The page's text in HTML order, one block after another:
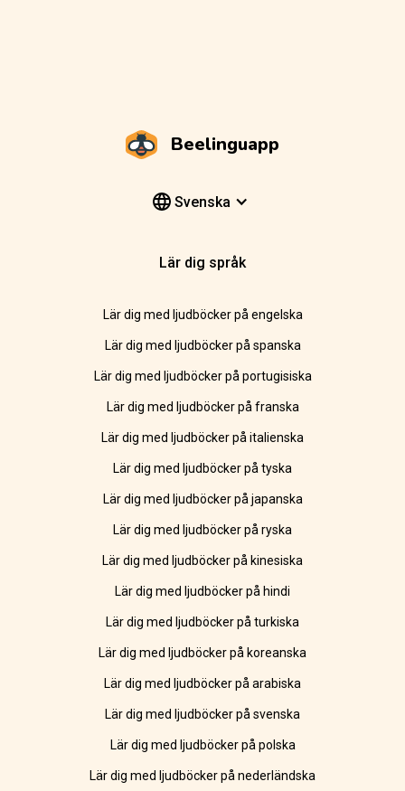
Beelinguapp
Svenska
Lär dig språk
Lär dig med ljudböcker på engelska
Lär dig med ljudböcker på spanska
Lär dig med ljudböcker på portugisiska
Lär dig med ljudböcker på franska
Lär dig med ljudböcker på italienska
Lär dig med ljudböcker på tyska
Lär dig med ljudböcker på japanska
Lär dig med ljudböcker på ryska
Lär dig med ljudböcker på kinesiska
Lär dig med ljudböcker på hindi
Lär dig med ljudböcker på turkiska
Lär dig med ljudböcker på koreanska
Lär dig med ljudböcker på arabiska
Lär dig med ljudböcker på svenska
Lär dig med ljudböcker på polska
Lär dig med ljudböcker på nederländska